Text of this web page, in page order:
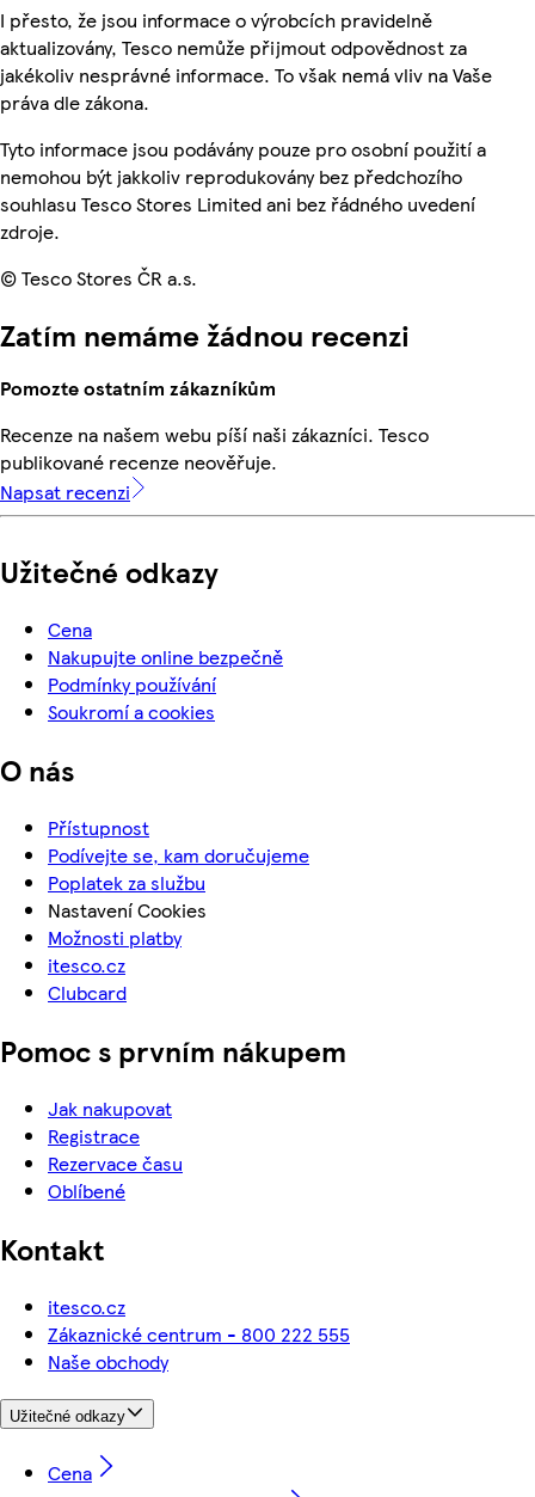
I přesto, že jsou informace o výrobcích pravidelně
aktualizovány, Tesco nemůže přijmout odpovědnost za
jakékoliv nesprávné informace. To však nemá vliv na Vaše
práva dle zákona.
Tyto informace jsou podávány pouze pro osobní použití a
nemohou být jakkoliv reprodukovány bez předchozího
souhlasu Tesco Stores Limited ani bez řádného uvedení
zdroje.
© Tesco Stores ČR a.s.
Zatím nemáme žádnou recenzi
Pomozte ostatním zákazníkům
Recenze na našem webu píší naši zákazníci. Tesco
publikované recenze neověřuje.
Napsat recenzi
Užitečné odkazy
Cena
Nakupujte online bezpečně
Podmínky používání
Soukromí a cookies
O nás
Přístupnost
Podívejte se, kam doručujeme
Poplatek za službu
Nastavení Cookies
Možnosti platby
itesco.cz
Clubcard
Pomoc s prvním nákupem
Jak nakupovat
Registrace
Rezervace času
Oblíbené
Kontakt
itesco.cz
Zákaznické centrum - 800 222 555
Naše obchody
Užitečné odkazy
Cena